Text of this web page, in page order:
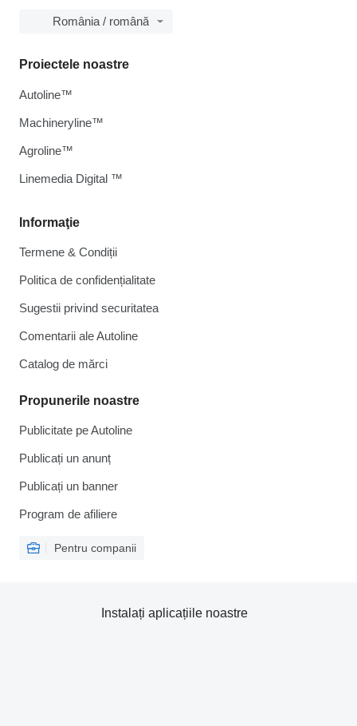
România / română
Informaţie
Termene & Condiții
Politica de confidențialitate
Sugestii privind securitatea
Comentarii ale Autoline
Catalog de mărcі
Propunerile noastre
Publicitate pe Autoline
Publicați un anunț
Publicați un banner
Program de afiliere
Pentru companii
Proiectele noastre
Autoline™
Machineryline™
Agroline™
Linemedia Digital ™
Instalați aplicațiile noastre